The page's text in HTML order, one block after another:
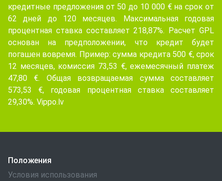
кредитные предложения от 50 до 10 000 € на срок от
62 дней до 120 месяцев. Максимальная годовая
процентная ставка составляет 218,87%. Расчет GPL
основан на предположении, что кредит будет
погашен вовремя. Пример: сумма кредита 500 €, срок
12 месяцев, комиссия 73,53 €, ежемесячный платеж
47,80 €. Общая возвращаемая сумма составляет
573,53 €, годовая процентная ставка составляет
29,30%. Vippo.lv
Положения
Условия использования